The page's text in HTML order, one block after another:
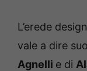
L’erede
vale a dire
Agnelli e di